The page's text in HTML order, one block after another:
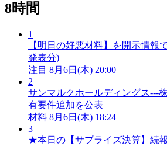
8時間
1
【明日の好悪材料】を開示情報
発表分)
注目 8月6日(木) 20:00
2
サンマルクホールディングス---
有要件追加を公表
材料 8月6日(木) 18:24
3
★本日の【サプライズ決算】続